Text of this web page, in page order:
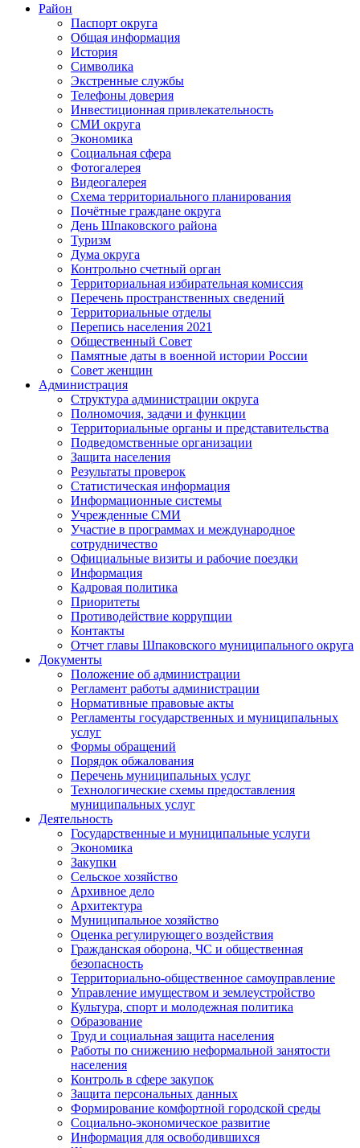
Район
Паспорт округа
Общая информация
История
Символика
Экстренные службы
Телефоны доверия
Инвестиционная привлекательность
СМИ округа
Экономика
Социальная сфера
Фотогалерея
Видеогалерея
Схема территориального планирования
Почётные граждане округа
День Шпаковского района
Туризм
Дума округа
Контрольно счетный орган
Территориальная избирательная комиссия
Перечень пространственных сведений
Территориальные отделы
Перепись населения 2021
Общественный Совет
Памятные даты в военной истории России
Совет женщин
Администрация
Структура администрации округа
Полномочия, задачи и функции
Территориальные органы и представительства
Подведомственные организации
Защита населения
Результаты проверок
Статистическая информация
Информационные системы
Учрежденные СМИ
Участие в программах и международное
сотрудничество
Официальные визиты и рабочие поездки
Информация
Кадровая политика
Приоритеты
Противодействие коррупции
Контакты
Отчет главы Шпаковского муниципального округа
Документы
Положение об администрации
Регламент работы администрации
Нормативные правовые акты
Регламенты государственных и муниципальных
услуг
Формы обращений
Порядок обжалования
Перечень муниципальных услуг
Технологические схемы предоставления
муниципальных услуг
Деятельность
Государственные и муниципальные услуги
Экономика
Закупки
Сельское хозяйство
Архивное дело
Архитектура
Муниципальное хозяйство
Оценка регулирующего воздействия
Гражданская оборона, ЧС и общественная
безопасность
Территориально-общественное самоуправление
Управление имуществом и землеустройство
Культура, спорт и молодежная политика
Образование
Труд и социальная защита населения
Работы по снижению неформальной занятости
населения
Контроль в сфере закупок
Защита персональных данных
Формирование комфортной городской среды
Социально-экономическое развитие
Информация для освободившихся